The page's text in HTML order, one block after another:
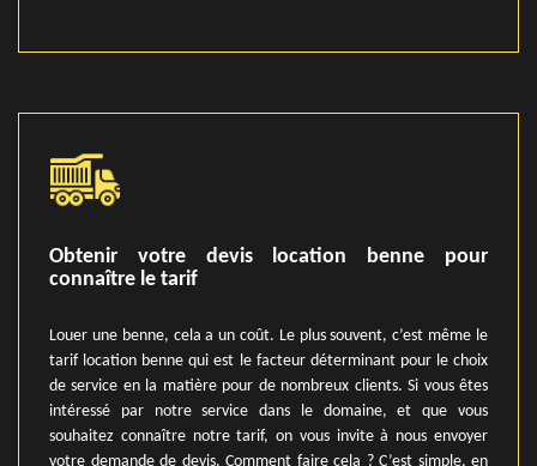
Obtenir votre devis location benne pour
connaître le tarif
Louer une benne, cela a un coût. Le plus souvent, c’est même le
tarif location benne qui est le facteur déterminant pour le choix
de service en la matière pour de nombreux clients. Si vous êtes
intéressé par notre service dans le domaine, et que vous
souhaitez connaître notre tarif, on vous invite à nous envoyer
votre demande de devis. Comment faire cela ? C’est simple, en